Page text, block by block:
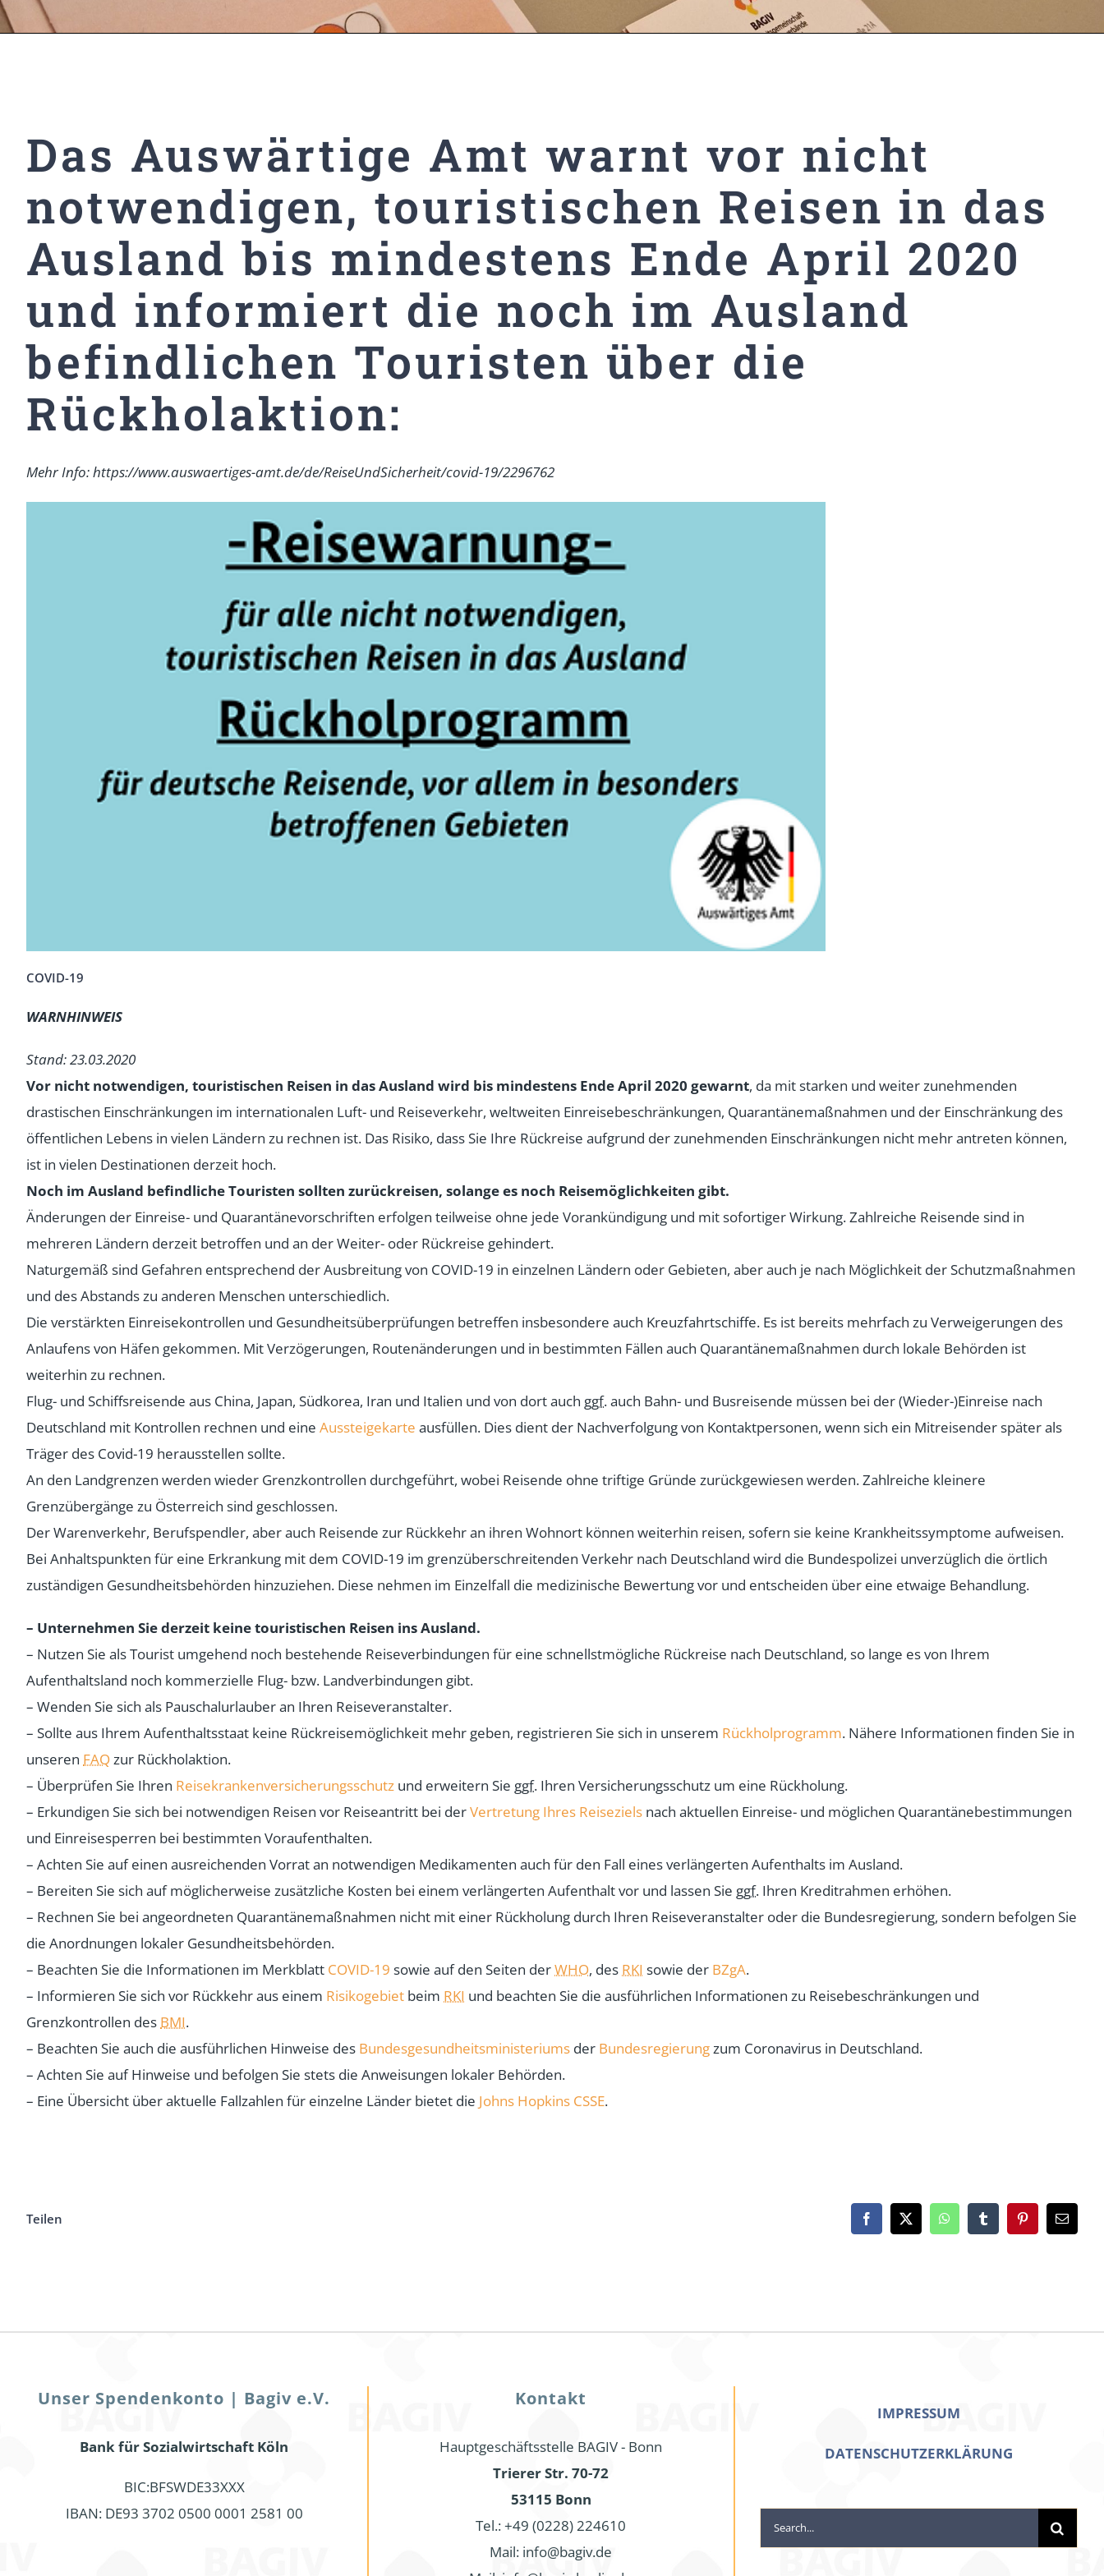
Das Auswärtige Amt warnt vor nicht
notwendigen, touristischen Reisen in das
Ausland bis mindestens Ende April 2020
und informiert die noch im Ausland
befindlichen Touristen über die
Rückholaktion:
Mehr Info: https://www.auswaertiges-amt.de/de/ReiseUndSicherheit/covid-19/2296762
COVID-19
WARNHINWEIS
Stand: 23.03.2020
Vor nicht notwendigen, touristischen Reisen in das Ausland wird bis mindestens Ende April 2020 gewarnt, da mit starken und weiter zunehmenden
drastischen Einschränkungen im internationalen Luft- und Reiseverkehr, weltweiten Einreisebeschränkungen, Quarantänemaßnahmen und der Einschränkung des
öffentlichen Lebens in vielen Ländern zu rechnen ist. Das Risiko, dass Sie Ihre Rückreise aufgrund der zunehmenden Einschränkungen nicht mehr antreten können,
ist in vielen Destinationen derzeit hoch.
Noch im Ausland befindliche Touristen sollten zurückreisen, solange es noch Reisemöglichkeiten gibt.
Änderungen der Einreise- und Quarantänevorschriften erfolgen teilweise ohne jede Vorankündigung und mit sofortiger Wirkung. Zahlreiche Reisende sind in
mehreren Ländern derzeit betroffen und an der Weiter- oder Rückreise gehindert.
Naturgemäß sind Gefahren entsprechend der Ausbreitung von COVID-19 in einzelnen Ländern oder Gebieten, aber auch je nach Möglichkeit der Schutzmaßnahmen
und des Abstands zu anderen Menschen unterschiedlich.
Die verstärkten Einreisekontrollen und Gesundheitsüberprüfungen betreffen insbesondere auch Kreuzfahrtschiffe. Es ist bereits mehrfach zu Verweigerungen des
Anlaufens von Häfen gekommen. Mit Verzögerungen, Routenänderungen und in bestimmten Fällen auch Quarantänemaßnahmen durch lokale Behörden ist
weiterhin zu rechnen.
Flug- und Schiffsreisende aus China, Japan, Südkorea, Iran und Italien und von dort auch ggf.auch Bahn- und Busreisende müssen bei der (Wieder-)Einreise nach
Deutschland mit Kontrollen rechnen und eine Aussteigekarte ausfüllen. Dies dient der Nachverfolgung von Kontaktpersonen, wenn sich ein Mitreisender später als
Träger des Covid-19 herausstellen sollte.
An den Landgrenzen werden wieder Grenzkontrollen durchgeführt, wobei Reisende ohne triftige Gründe zurückgewiesen werden. Zahlreiche kleinere
Grenzübergänge zu Österreich sind geschlossen.
Der Warenverkehr, Berufspendler, aber auch Reisende zur Rückkehr an ihren Wohnort können weiterhin reisen, sofern sie keine Krankheitssymptome aufweisen.
Bei Anhaltspunkten für eine Erkrankung mit dem COVID-19 im grenzüberschreitenden Verkehr nach Deutschland wird die Bundespolizei unverzüglich die örtlich
zuständigen Gesundheitsbehörden hinzuziehen. Diese nehmen im Einzelfall die medizinische Bewertung vor und entscheiden über eine etwaige Behandlung.
– Unternehmen Sie derzeit keine touristischen Reisen ins Ausland.
– Nutzen Sie als Tourist umgehend noch bestehende Reiseverbindungen für eine schnellstmögliche Rückreise nach Deutschland, so lange es von Ihrem
Aufenthaltsland noch kommerzielle Flug- bzw. Landverbindungen gibt.
– Wenden Sie sich als Pauschalurlauber an Ihren Reiseveranstalter.
– Sollte aus Ihrem Aufenthaltsstaat keine Rückreisemöglichkeit mehr geben, registrieren Sie sich in unserem Rückholprogramm. Nähere Informationen finden Sie in
unseren FAQzur Rückholaktion.
– Überprüfen Sie Ihren Reisekrankenversicherungsschutz und erweitern Sie ggf. Ihren Versicherungsschutz um eine Rückholung.
– Erkundigen Sie sich bei notwendigen Reisen vor Reiseantritt bei derVertretung Ihres Reiseziels nach aktuellen Einreise- und möglichen Quarantänebestimmungen
und Einreisesperren bei bestimmten Voraufenthalten.
– Achten Sie auf einen ausreichenden Vorrat an notwendigen Medikamenten auch für den Fall eines verlängerten Aufenthalts im Ausland.
– Bereiten Sie sich auf möglicherweise zusätzliche Kosten bei einem verlängerten Aufenthalt vor und lassen Sie ggf. Ihren Kreditrahmen erhöhen.
– Rechnen Sie bei angeordneten Quarantänemaßnahmen nicht mit einer Rückholung durch Ihren Reiseveranstalter oder die Bundesregierung, sondern befolgen Sie
die Anordnungen lokaler Gesundheitsbehörden.
– Beachten Sie die Informationen im Merkblatt COVID-19 sowie auf den Seiten derWHO, des RKI sowie der BZgA.
– Informieren Sie sich vor Rückkehr aus einem Risikogebiet beim RKI und beachten Sie die ausführlichen Informationen zu Reisebeschränkungen und
Grenzkontrollen des BMI.
– Beachten Sie auch die ausführlichen Hinweise des Bundesgesundheitsministeriums der Bundesregierungzum Coronavirus in Deutschland.
– Achten Sie auf Hinweise und befolgen Sie stets die Anweisungen lokaler Behörden.
– Eine Übersicht über aktuelle Fallzahlen für einzelne Länder bietet die Johns Hopkins CSSE.
Teilen Facebook
X WhatsAppTumblrPinterestEmail
Unser Spendenkonto | Bagiv e.V.
Bank für Sozialwirtschaft Köln
BIC:BFSWDE33XXX
IBAN: DE93 3702 0500 0001 2581 00
Kontakt
Hauptgeschäftsstelle BAGIV - Bonn
Trierer Str. 70-72
53115 Bonn
Tel.: +49 (0228) 224610
Mail: info@bagiv.de
IMPRESSUM
DATENSCHUTZERKLÄRUNG
Search
for: